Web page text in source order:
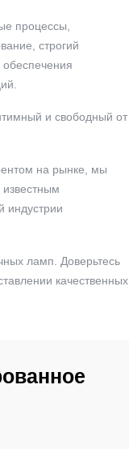
процессы,
строгий
обеспечения
и свободный от
на рынке, мы
известным
индустрии
ламп. Доверьтесь
качественных